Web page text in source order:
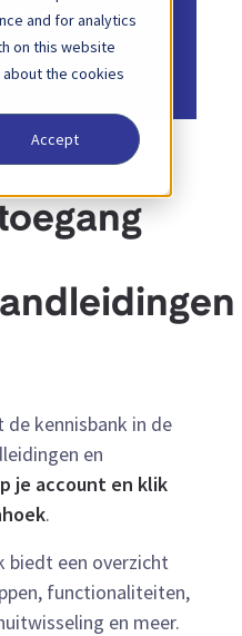
and for analytics
on this website
the cookies
Accept
Algemeen
kennisbank in de
en
je account en klik
.
biedt een overzicht
functionaliteiten,
en meer.